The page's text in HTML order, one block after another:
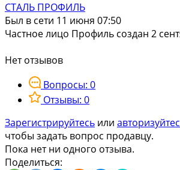
СТАЛЬ ПРОФИЛЬ
Был в сети 11 июня 07:50
Частное лицо Профиль создан 2
Нет отзывов
Вопросы: 0
Отзывы: 0
Зарегистрируйтесь или
чтобы задать вопрос продавцу.
Пока нет ни одного отзыва.
Поделиться: